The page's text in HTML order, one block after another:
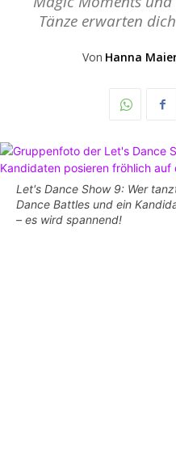
Tänze erwarten
Von Hanna
Let's Dance Show 9: Wer
Dance Battles und ein
– es wird spannend!